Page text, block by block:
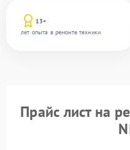
13+
лет опыта в ремонте техники
Прайс лист на